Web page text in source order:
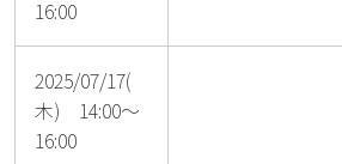
16:00
2025/07/17(
木) 14:00～
16:00